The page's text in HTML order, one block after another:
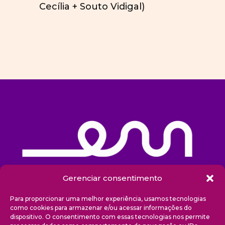
Gerenciar consentimento
Para proporcionar uma melhor experiência, usamos tecnologias
como cookies para armazenar e/ou acessar informações do
dispositivo. O consentimento com essas tecnologias nos permite
Cecília + Souto Vidigal)
Sobre nós
Projetos